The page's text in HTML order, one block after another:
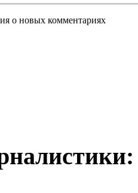
о новых комментариях